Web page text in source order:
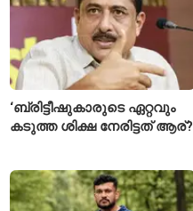
‘ബ്രിട്ടീഷുകാരുടെ ഏറ്റവും
കടുത്ത ശിക്ഷ നേരിട്ടത് ആര്?